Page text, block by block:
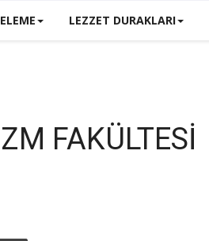
LEZZET DURAKLARI
FAKÜLTESİ